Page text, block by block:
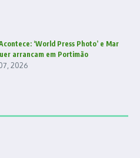
‘World Press Photo’ e Mar
arrancam em Portimão
2026